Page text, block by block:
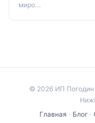
миро...
© 2026 ИП
Главная · Блог·